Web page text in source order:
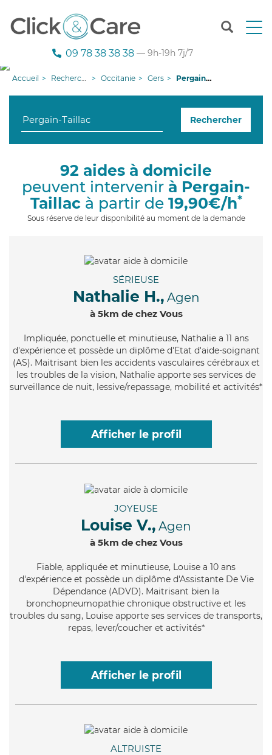
T
n
g
09 78 38 38 38 — 9h-19h 7j/7
Accueil Recherche aide à domicile Occitanie Gers Pergain-Taillac
Rechercher
92 aides à domicile
peuvent intervenir à Pergain-
Taillacà partir de 19,90€/h*
Sous réserve de leur disponibilité au moment de la demande
SÉRIEUSE
Nathalie H., Agen
à 5km de chez Vous
Impliquée, ponctuelle et minutieuse, Nathalie a 11 ans
d'expérience et possède un diplôme d'Etat d'aide-soignant
(AS). Maitrisant bien les accidents vasculaires cérébraux et
les troubles de la vision, Nathalie apporte ses services de
surveillance de nuit, lessive/repassage, mobilité et activités*
Afficher le profil
JOYEUSE
Louise V., Agen
à 5km de chez Vous
Fiable, appliquée et minutieuse, Louise a 10 ans
d'expérience et possède un diplôme d'Assistante De Vie
Dépendance (ADVD). Maitrisant bien la
bronchopneumopathie chronique obstructive et les
troubles du sang, Louise apporte ses services de transports,
repas, lever/coucher et activités*
Afficher le profil
ALTRUISTE